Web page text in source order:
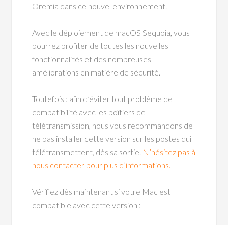
Oremia dans ce nouvel environnement.
Avec le déploiement de macOS Sequoia, vous
pourrez profiter de toutes les nouvelles
fonctionnalités et des nombreuses
améliorations en matière de sécurité.
Toutefois : afin d’éviter tout problème de
compatibilité avec les boîtiers de
télétransmission, nous vous recommandons de
ne pas installer cette version sur les postes qui
télétransmettent, dès sa sortie. N’hésitez pas à
nous contacter pour plus d’informations.
Vérifiez dès maintenant si votre Mac est
compatible avec cette version :